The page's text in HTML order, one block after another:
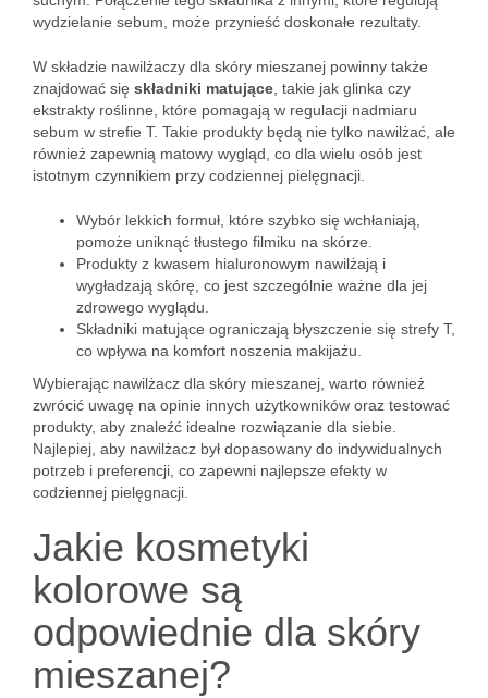
wydzielanie sebum, może przynieść doskonałe rezultaty.
W składzie nawilżaczy dla skóry mieszanej powinny także
znajdować się składniki matujące , takie jak glinka czy
ekstrakty roślinne, które pomagają w regulacji nadmiaru
sebum w strefie T. Takie produkty będą nie tylko nawilżać, ale
również zapewnią matowy wygląd, co dla wielu osób jest
istotnym czynnikiem przy codziennej pielęgnacji.
Wybór lekkich formuł, które szybko się wchłaniają,
pomoże uniknąć tłustego filmiku na skórze.
Produkty z kwasem hialuronowym nawilżają i
wygładzają skórę, co jest szczególnie ważne dla jej
zdrowego wyglądu.
Składniki matujące ograniczają błyszczenie się strefy T,
co wpływa na komfort noszenia makijażu.
Wybierając nawilżacz dla skóry mieszanej, warto również
zwrócić uwagę na opinie innych użytkowników oraz testować
produkty, aby znaleźć idealne rozwiązanie dla siebie.
Najlepiej, aby nawilżacz był dopasowany do indywidualnych
potrzeb i preferencji, co zapewni najlepsze efekty w
codziennej pielęgnacji.
Jakie kosmetyki
kolorowe są
odpowiednie dla skóry
mieszanej?